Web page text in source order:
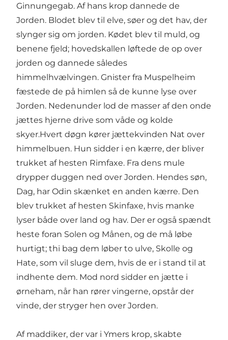
Ginnungegab. Af hans krop dannede de
Jorden. Blodet blev til elve, søer og det hav, der
slynger sig om jorden. Kødet blev til muld, og
benene fjeld; hovedskallen løftede de op over
jorden og dannede således
himmelhvælvingen. Gnister fra Muspelheim
fæstede de på himlen så de kunne lyse over
Jorden. Nedenunder lod de masser af den onde
jættes hjerne drive som våde og kolde
skyer.Hvert døgn kører jættekvinden Nat over
himmelbuen. Hun sidder i en kærre, der bliver
trukket af hesten Rimfaxe. Fra dens mule
drypper duggen ned over Jorden. Hendes søn,
Dag, har Odin skænket en anden kærre. Den
blev trukket af hesten Skinfaxe, hvis manke
lyser både over land og hav. Der er også spændt
heste foran Solen og Månen, og de må løbe
hurtigt; thi bag dem løber to ulve, Skolle og
Hate, som vil sluge dem, hvis de er i stand til at
indhente dem. Mod nord sidder en jætte i
ørneham, når han rører vingerne, opstår der
vinde, der stryger hen over Jorden.
Af maddiker, der var i Ymers krop, skabte